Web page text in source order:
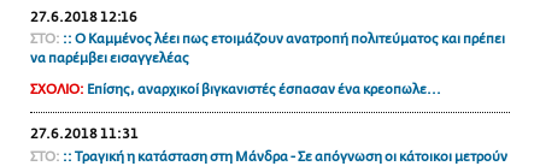
27.6.2018 12:16
ΣΤΟ: :: Ο Καμμένος λέει πως ετοιμάζουν ανατροπή πολιτεύματος και πρέπει
να παρέμβει εισαγγελέας
ΣΧΟΛΙΟ: Επίσης, αναρχικοί βιγκανιστές έσπασαν ένα κρεοπωλε...
27.6.2018 11:31
ΣΤΟ: :: Τραγική η κατάσταση στη Μάνδρα - Σε απόγνωση οι κάτοικοι μετρούν